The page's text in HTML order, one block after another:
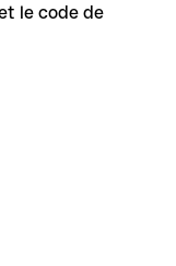
le code de